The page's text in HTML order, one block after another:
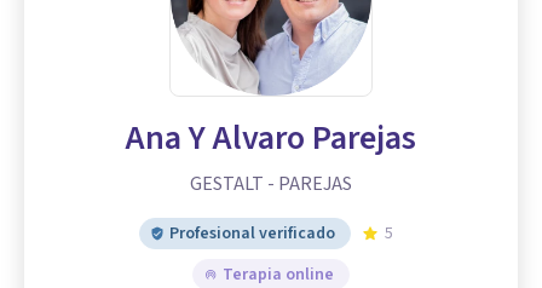
Ana Y Alvaro Parejas
GESTALT - PAREJAS
Profesional verificado
5
Terapia online